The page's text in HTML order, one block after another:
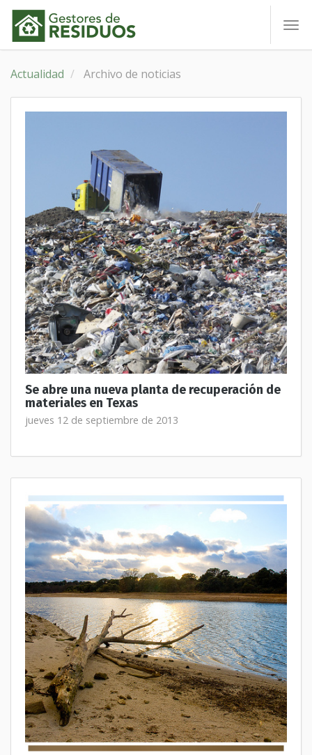
Actualidad
Archivo de noticias
Se abre una nueva planta de recuperación de
materiales en Texas
jueves 12 de septiembre de 2013